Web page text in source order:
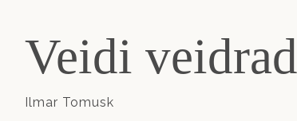
Veidi
Ilmar Tomusk